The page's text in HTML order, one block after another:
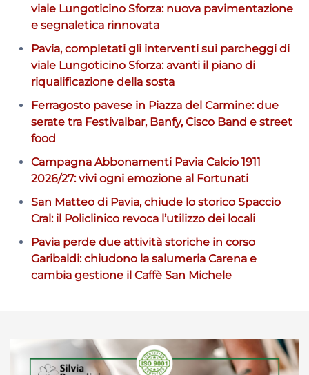
viale Lungoticino Sforza: nuova pavimentazione
e segnaletica rinnovata
Pavia, completati gli interventi sui parcheggi di
viale Lungoticino Sforza: avanti il piano di
riqualificazione della sosta
Ferragosto pavese in Piazza del Carmine: due
serate tra Festivalbar, Banfy, Cisco Band e street
food
Campagna Abbonamenti Pavia Calcio 1911
2026/27: vivi ogni emozione al Fortunati
San Matteo di Pavia, chiude lo storico Spaccio
Cral: il Policlinico revoca l’utilizzo dei locali
Pavia perde due attività storiche in corso
Garibaldi: chiudono la salumeria Carena e
cambia gestione il Caffè San Michele